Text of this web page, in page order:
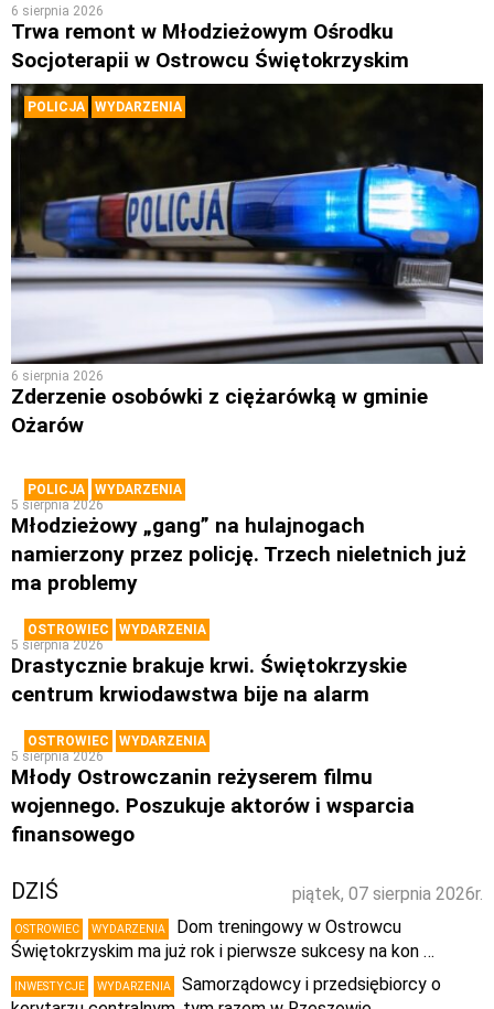
6 sierpnia 2026
Trwa remont w Młodzieżowym Ośrodku
Socjoterapii w Ostrowcu Świętokrzyskim
POLICJA WYDARZENIA
6 sierpnia 2026
Zderzenie osobówki z ciężarówką w gminie
Ożarów
POLICJA
WYDARZENIA
5 sierpnia 2026
Młodzieżowy „gang” na hulajnogach
namierzony przez policję. Trzech nieletnich już
ma problemy
OSTROWIEC
WYDARZENIA
5 sierpnia 2026
Drastycznie brakuje krwi. Świętokrzyskie
centrum krwiodawstwa bije na alarm
OSTROWIEC
WYDARZENIA
5 sierpnia 2026
Młody Ostrowczanin reżyserem filmu
wojennego. Poszukuje aktorów i wsparcia
finansowego
piątek, 07 sierpnia 2026r.
DZIŚ
OSTROWIEC WYDARZENIA
Dom treningowy w Ostrowcu
Świętokrzyskim ma już rok i pierwsze sukcesy na kon …
INWESTYCJE WYDARZENIA
Samorządowcy i przedsiębiorcy o